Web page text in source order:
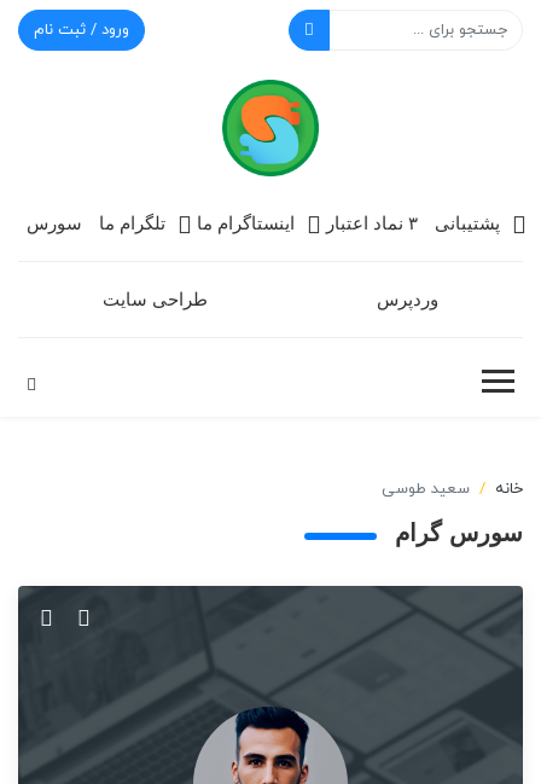
ورود / ثبت نام
پشتیبانی ۳ نماد اعتبار اینستاگرام ما تلگرام ما سورس
وردپرس طراحی سایت
خانه سعید طوسی
سورس گرام